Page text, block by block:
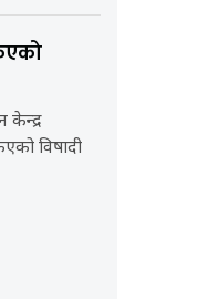
केन्द्र
विषादी